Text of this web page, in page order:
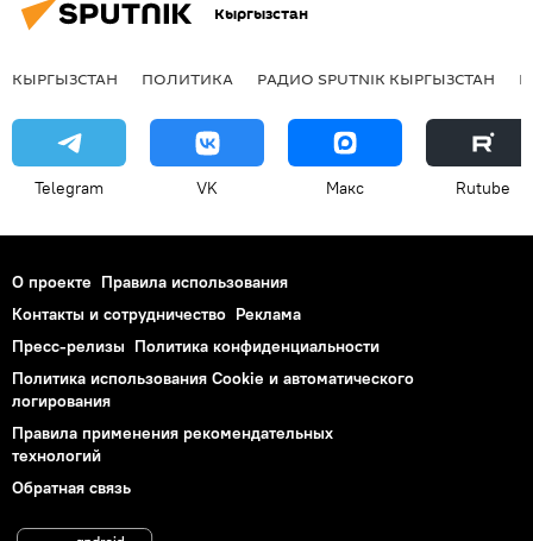
Кыргызстан
КЫРГЫЗСТАН ПОЛИТИКА РАДИО SPUTNIK КЫРГЫЗСТАН
Telegram VK Макс Rutube
О проекте Правила использования
Контакты и сотрудничество Реклама
Пресс-релизы Политика конфиденциальности
Политика использования Cookie и автоматического
логирования
Правила применения рекомендательных
технологий
Обратная связь